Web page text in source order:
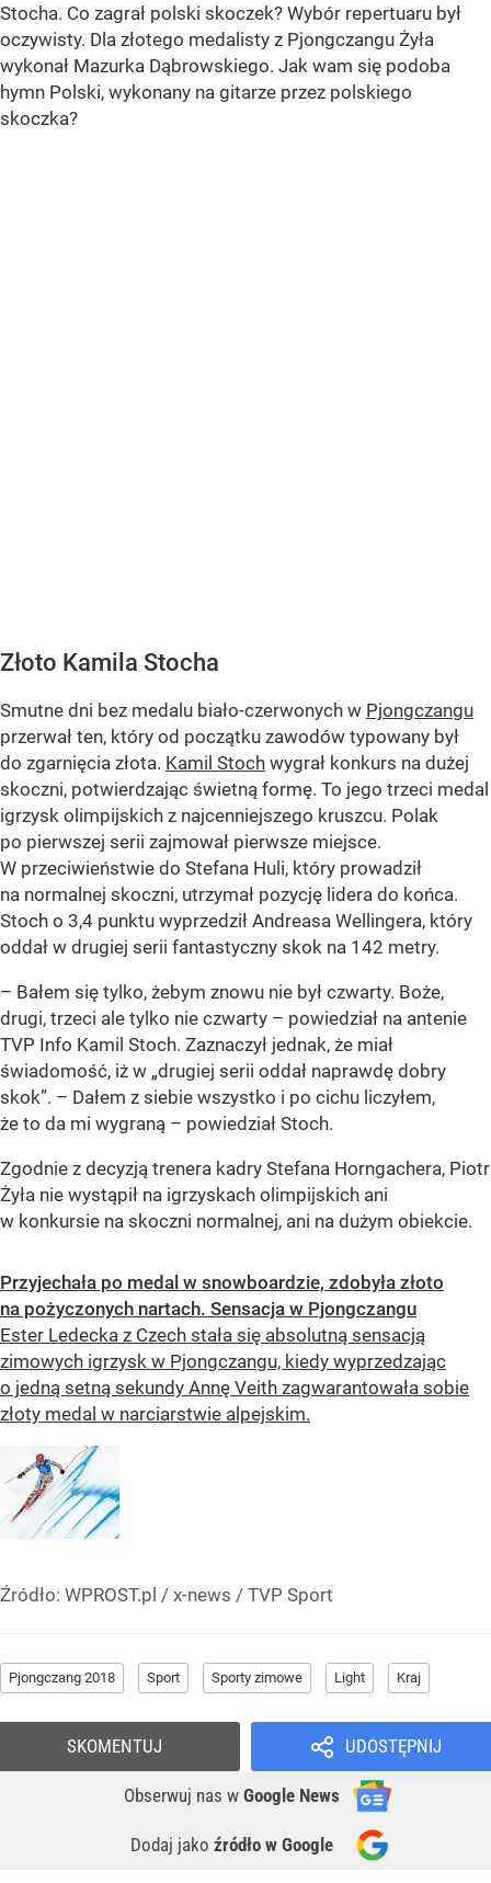
Stocha. Co zagrał polski skoczek? Wybór repertuaru był
oczywisty. Dla złotego medalisty z Pjongczangu Żyła
wykonał Mazurka Dąbrowskiego. Jak wam się podoba
hymn Polski, wykonany na gitarze przez polskiego
skoczka?
Złoto Kamila Stocha
Smutne dni bez medalu biało-czerwonych w Pjongczangu
przerwał ten, który od początku zawodów typowany był
do zgarnięcia złota. Kamil Stoch wygrał konkurs na dużej
skoczni, potwierdzając świetną formę. To jego trzeci medal
igrzysk olimpijskich z najcenniejszego kruszcu. Polak
po pierwszej serii zajmował pierwsze miejsce.
W przeciwieństwie do Stefana Huli, który prowadził
na normalnej skoczni, utrzymał pozycję lidera do końca.
Stoch o 3,4 punktu wyprzedził Andreasa Wellingera, który
oddał w drugiej serii fantastyczny skok na 142 metry.
– Bałem się tylko, żebym znowu nie był czwarty. Boże,
drugi, trzeci ale tylko nie czwarty – powiedział na antenie
TVP Info Kamil Stoch. Zaznaczył jednak, że miał
świadomość, iż w „drugiej serii oddał naprawdę dobry
skok”. – Dałem z siebie wszystko i po cichu liczyłem,
że to da mi wygraną – powiedział Stoch.
Zgodnie z decyzją trenera kadry Stefana Horngachera, Piotr
Żyła nie wystąpił na igrzyskach olimpijskich ani
w konkursie na skoczni normalnej, ani na dużym obiekcie.
Przyjechała po medal w snowboardzie, zdobyła złoto
na pożyczonych nartach. Sensacja w Pjongczangu
Ester Ledecka z Czech stała się absolutną sensacją
zimowych igrzysk w Pjongczangu, kiedy wyprzedzając
o jedną setną sekundy Annę Veith zagwarantowała sobie
złoty medal w narciarstwie alpejskim.
Źródło: WPROST.pl / x-news / TVP Sport
Pjongczang 2018 Sport Sporty zimowe Light Kraj
UDOSTĘPNIJ
Obserwuj nas w Google News
Dodaj jako źródło w Google
SKOMENTUJ